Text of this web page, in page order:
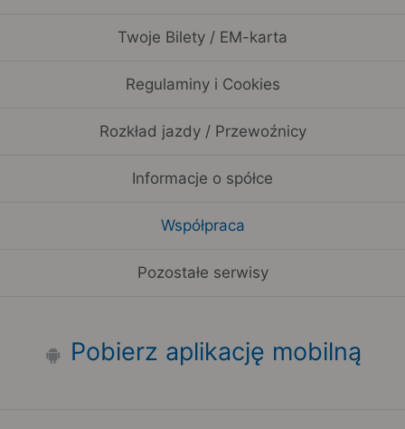
Twoje Bilety / EM-karta
Regulaminy i Cookies
Rozkład jazdy / Przewoźnicy
Informacje o spółce
Współpraca
Pozostałe serwisy
Pobierz aplikację mobilną